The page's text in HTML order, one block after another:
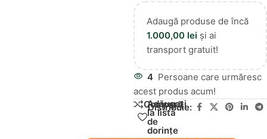
Adaugă produse de încă
1.000,00 lei și ai
transport gratuit!
4 Persoane care urmăresc
acest produs acum!
Compară
Adăugați
la lista
de
dorințe
Distribuie: